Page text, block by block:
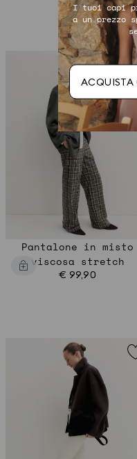
Pantalone in misto
viscosa stretch
€ 99,90
I tuoi capi
a un prezzo
ACQUISTA